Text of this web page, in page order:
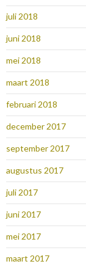
juli 2018
juni 2018
mei 2018
maart 2018
februari 2018
december 2017
september 2017
augustus 2017
juli 2017
juni 2017
mei 2017
maart 2017